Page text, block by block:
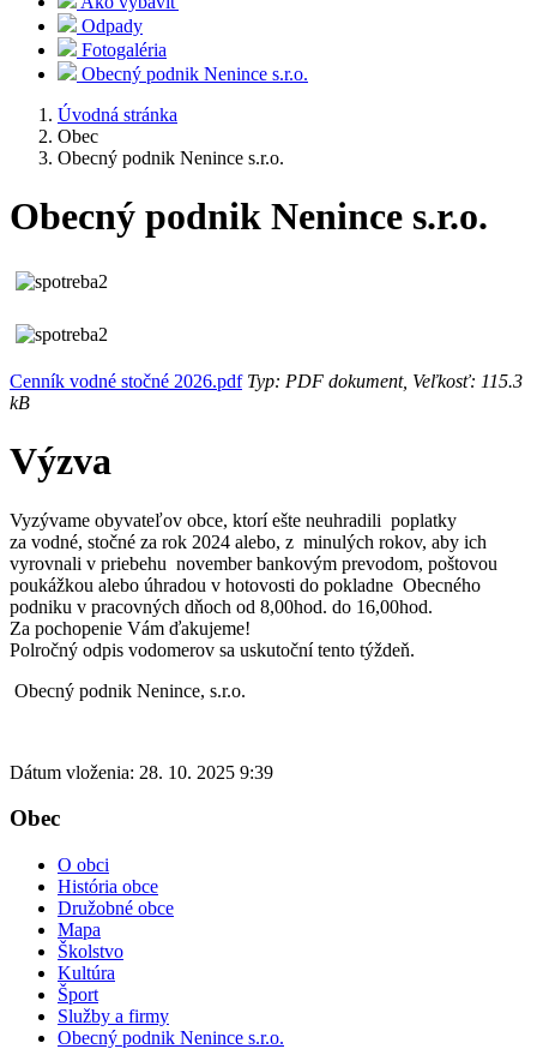
Odpady
Fotogaléria
Obecný podnik Nenince s.r.o.
Úvodná stránka
Obec
Obecný podnik Nenince s.r.o.
Obecný podnik Nenince s.r.o.
Cenník vodné stočné 2026.pdfTyp: PDF dokument, Veľkosť: 115.3
kB
Výzva
Vyzývame obyvateľov obce, ktorí ešte neuhradili poplatky
za vodné, stočné za rok 2024 alebo, z minulých rokov, aby ich
vyrovnali v priebehu november bankovým prevodom, poštovou
poukážkou alebo úhradou v hotovosti do pokladne Obecného
podniku v pracovných dňoch od 8,00hod. do 16,00hod.
Za pochopenie Vám ďakujeme!
Polročný odpis vodomerov sa uskutoční tento týždeň.
Obecný podnik Nenince, s.r.o.
Dátum vloženia: 28. 10. 2025 9:39
Obec
O obci
História obce
Družobné obce
Mapa
Školstvo
Kultúra
Šport
Služby a firmy
Obecný podnik Nenince s.r.o.